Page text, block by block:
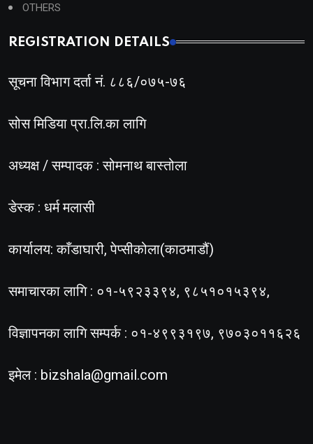
OTHERS
REGISTRATION DETAILS
सूचना विभाग दर्ता नं. ८८६/०७५-७६
सोस मिडिया प्रा.लि.का लागि
अध्यक्ष / सम्पादक : सोमनाथ बास्तोला
डेस्क : धर्म मलासी
कार्यालय: काँडाघारी, पेप्सीकोला(काठमाडौं)
समाचारका लागि : ०१-५९२३३९४, ९८५१०१५३९४,
विज्ञापनका लागि सम्पर्क : ०१-४९९३१९७, ९७०३०११६२६
इमेल : bizshala@gmail.com